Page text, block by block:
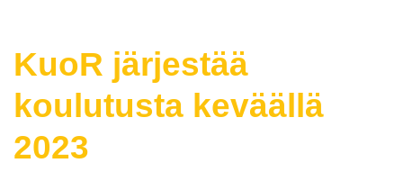
KuoR järjestää
koulutusta keväällä
2023